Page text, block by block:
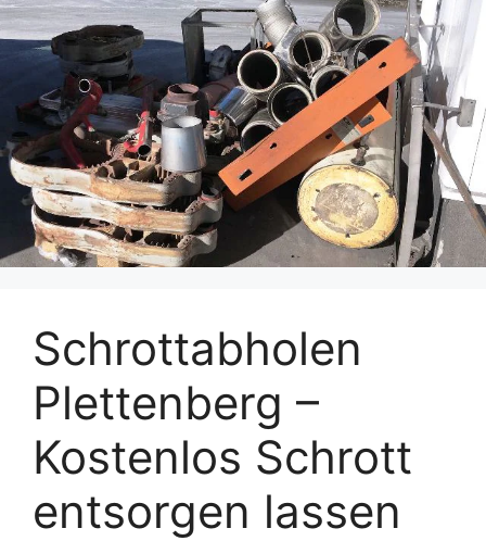
Schrottabholen
Plettenberg –
Kostenlos Schrott
entsorgen lassen